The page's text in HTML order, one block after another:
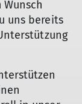
uns bereits